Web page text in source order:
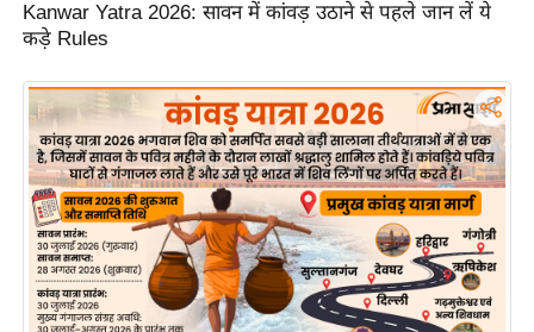
हॉ
ली
वु
ड
फि
ल्म
स
मी
क्षा
B
Kanwar Yatra 2026: सावन में कांवड़ उठाने से पहले जान लें ये
कड़े Rules